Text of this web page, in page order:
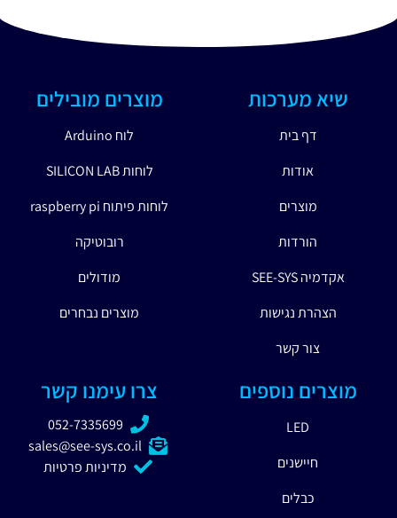
שיא מערכות
דף בית
אודות
מוצרים
הורדות
אקדמיה SEE-SYS
הצהרת נגישות
צור קשר
מוצרים מובילים
לוח Arduino
לוחות SILICON LAB
לוחות פיתוח raspberry pi
רובוטיקה
מודולים
מוצרים נבחרים
מוצרים נוספים
LED
חיישנים
כבלים
צרו עימנו קשר
052-7335699
sales@see-sys.co.il
מדיניות פרטיות